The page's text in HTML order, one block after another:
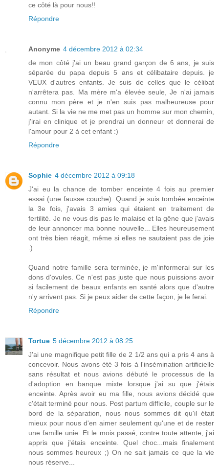
ce côté là pour nous!!
Répondre
Anonyme 4 décembre 2012 à 02:34
de mon côté j'ai un beau grand garçon de 6 ans, je suis
séparée du papa depuis 5 ans et célibataire depuis. je
VEUX d'autres enfants. Je suis de celles que le célibat
n'arrêtera pas. Ma mère m'a élevée seule, Je n'ai jamais
connu mon père et je n'en suis pas malheureuse pour
autant. Si la vie ne me met pas un homme sur mon chemin,
j'irai en clinique et je prendrai un donneur et donnerai de
l'amour pour 2 à cet enfant :)
Répondre
Sophie 4 décembre 2012 à 09:18
J'ai eu la chance de tomber enceinte 4 fois au premier
essai (une fausse couche). Quand je suis tombée enceinte
la 3e fois, j'avais 3 amies qui étaient en traitement de
fertilité. Je ne vous dis pas le malaise et la gêne que j'avais
de leur annoncer ma bonne nouvelle... Elles heureusement
ont très bien réagit, même si elles ne sautaient pas de joie
:)
Quand notre famille sera terminée, je m'informerai sur les
dons d'ovules. Ce n'est pas juste que nous puissions avoir
si facilement de beaux enfants en santé alors que d'autre
n'y arrivent pas. Si je peux aider de cette façon, je le ferai.
Répondre
Tortue 5 décembre 2012 à 08:25
J'ai une magnifique petit fille de 2 1/2 ans qui a pris 4 ans à
concevoir. Nous avons été 3 fois à l'insémination artificielle
sans résultat et nous avions débuté le processus de la
d'adoption en banque mixte lorsque j'ai su que j'étais
enceinte. Après avoir eu ma fille, nous avions décidé que
c'était terminé pour nous. Post partum difficile, couple sur le
bord de la séparation, nous nous sommes dit qu'il était
mieux pour nous d'en aimer seulement qu'une et de rester
une famille unie. Et le mois passé, contre toute attente, j'ai
appris que j'étais enceinte. Quel choc...mais finalement
nous sommes heureux ;) On ne sait jamais ce que la vie
nous réserve...